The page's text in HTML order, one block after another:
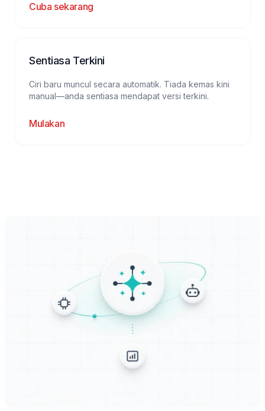
Cuba sekarang
Sentiasa Terkini
Ciri baru muncul secara automatik. Tiada kemas kini
manual—anda sentiasa mendapat versi terkini.
Mulakan